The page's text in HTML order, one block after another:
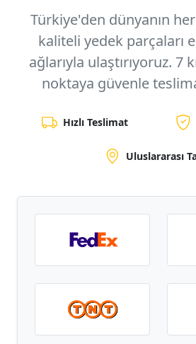
Türkiye'den dünyanın
kaliteli yedek parçaları
ağlarıyla ulaştırıyoruz. 7
noktaya güvenle
Hızlı Teslimat
Uluslararası